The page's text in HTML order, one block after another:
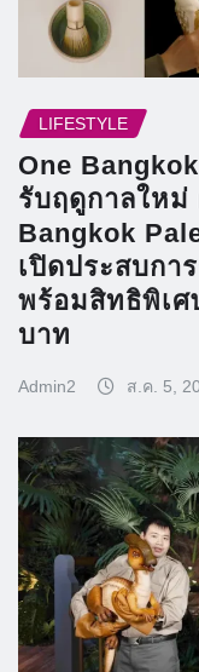
LIFESTYLE
One
รับฤดูกาลใหม่
Bangkok
เปิดประสบก
พร้อมสิทธิพิเศ
บาท
Admin2 ส.ค. 5,